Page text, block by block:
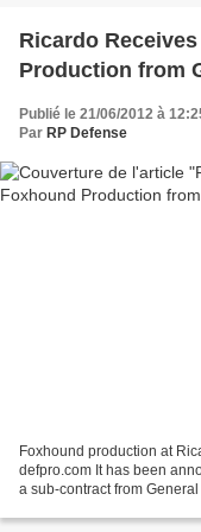
Ricardo
Production from
Publié le 21/06/2012 à
Par RP Defense
Foxhound production at
defpro.com It has been
a sub-contract from